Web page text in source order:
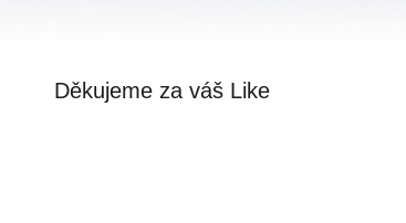
Děkujeme za váš Like